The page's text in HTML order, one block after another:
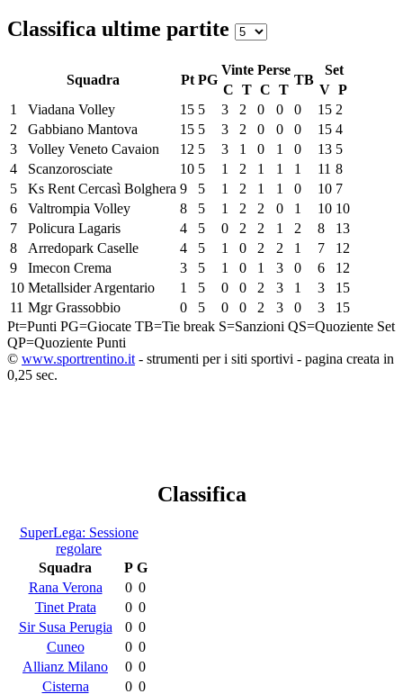
Classifica ultime partite
Squadra Pt PG
Vinte Perse
TB
Set
C T C T V P
1
Viadana Volley 15 5 3 2 0 0 0 15 2
2
Gabbiano Mantova 15 5 3 2 0 0 0 15 4
3
Volley Veneto Cavaion 12 5 3 1 0 1 0 13 5
4
Scanzorosciate 10 5 1 2 1 1 1 11 8
5
Ks Rent Cercasì Bolghera 9 5 1 2 1 1 0 10 7
6
Valtrompia Volley 8 5 1 2 2 0 1 10 10
7
Policura Lagaris 4 5 0 2 2 1 2 8
13
8
Arredopark Caselle 4 5 1 0 2 2 1 7
12
9
Imecon Crema 3 5 1 0 1 3 0 6
12
10 Metallsider Argentario 1 5 0 0 2 3 1 3
15
11 Mgr Grassobbio 0 5 0 0 2 3 0 3
15
Pt=Punti PG=Giocate TB=Tie break S=Sanzioni QS=Quoziente Set
QP=Quoziente Punti
© www.sportrentino.it - strumenti per i siti sportivi - pagina creata in
0,25 sec.
Classifica
SuperLega: Sessione
regolare
Squadra
P G
Rana Verona
0 0
Tinet Prata
0 0
Sir Susa Perugia
0 0
Cuneo
0 0
Allianz Milano
0 0
Cisterna
0 0